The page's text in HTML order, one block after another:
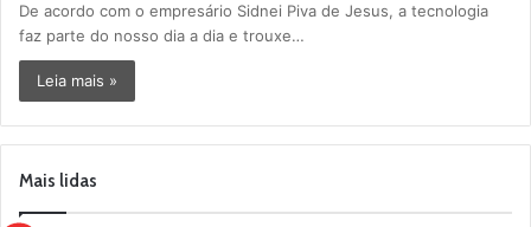
De acordo com o empresário Sidnei Piva de Jesus, a tecnologia
faz parte do nosso dia a dia e trouxe…
Leia mais »
Mais lidas